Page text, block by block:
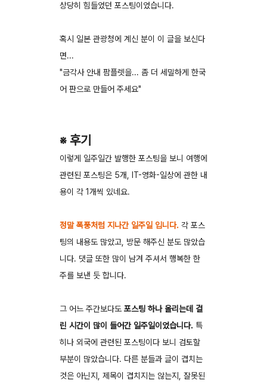
상당히 힘들었던 포스팅이었습니다.
혹시 일본 관광청에 계신 분이 이 글을 보신다
면...
"금각사 안내 팜플렛을... 좀 더 세밀하게 한국
어 판으로 만들어 주세요"
※ 후기
이렇게 일주일간 발행한 포스팅을 보니 여행에
관련된 포스팅은 5개, IT-영화-일상에 관한 내
용이 각 1개씩 있네요.
정말 폭풍처럼 지나간 일주일 입니다. 각 포스
팅의 내용도 많았고, 방문 해주신 분도 많았습
니다. 댓글 또한 많이 남겨 주셔서 행복한 한
주를 보낸 듯 합니다.
그 어느 주간보다도 포스팅 하나 올리는데 걸
린 시간이 많이 들어간 일주일이었습니다. 특
히나 외국에 관련된 포스팅이다 보니 검토할
부분이 많았습니다. 다른 분들과 글이 겹치는
것은 아닌지, 제목이 겹치지는 않는지, 잘못된